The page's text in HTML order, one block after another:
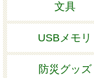
文具
USBメモリ
防災グッズ